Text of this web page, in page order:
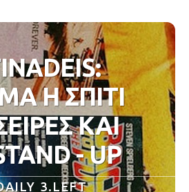
Η ΣΠΙΤΙ
ΚΑΙ
- UP
3.LEFT